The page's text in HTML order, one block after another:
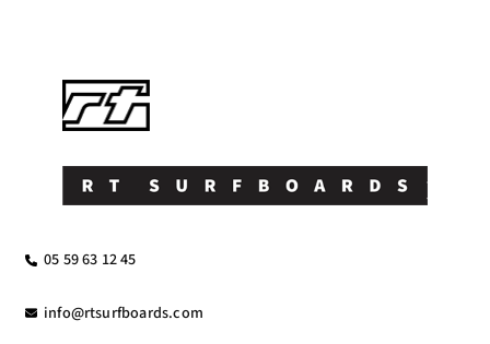
05 59 63 12 45
info@rtsurfboards.com